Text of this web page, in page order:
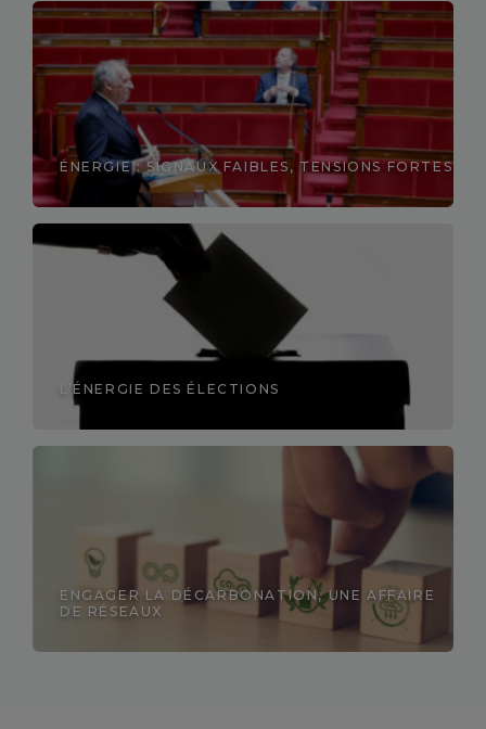
ÉNERGIE : SIGNAUX FAIBLES, TENSIONS FORTES
Découvrir
L’ÉNERGIE DES ÉLECTIONS
ENGAGER LA DÉCARBONATION, UNE AFFAIRE
DE RÉSEAUX